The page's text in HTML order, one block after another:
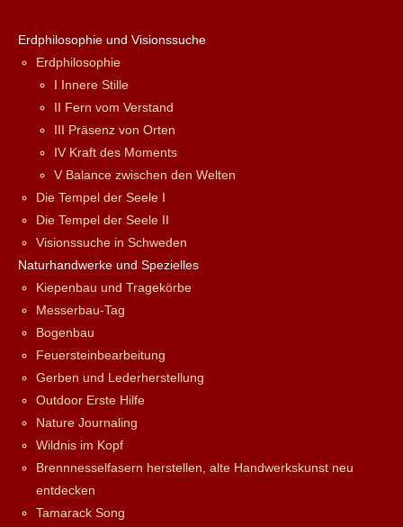
Erdphilosophie und Visionssuche
Erdphilosophie
I Innere Stille
II Fern vom Verstand
III Präsenz von Orten
IV Kraft des Moments
V Balance zwischen den Welten
Die Tempel der Seele I
Die Tempel der Seele II
Visionssuche in Schweden
Naturhandwerke und Spezielles
Kiepenbau und Tragekörbe
Messerbau-Tag
Bogenbau
Feuersteinbearbeitung
Gerben und Lederherstellung
Outdoor Erste Hilfe
Nature Journaling
Wildnis im Kopf
Brennnesselfasern herstellen, alte Handwerkskunst neu
entdecken
Tamarack Song